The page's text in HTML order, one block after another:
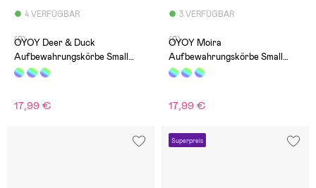
4 VERFÜGBAR
(0)
OYOY Deer & Duck
Aufbewahrungskörbe Small
2er-Pack
17,99 €
3 VERFÜGBAR
(0)
OYOY Moira
Aufbewahrungskörbe Small
2er-Pack
17,99 €
Superpreis